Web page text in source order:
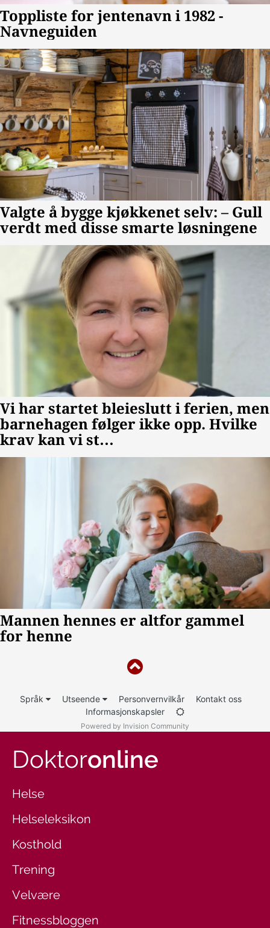
Språk Utseende Personvernvilkår
Kontakt oss
Informasjonskapsler
Powered by Invision Community
Doktoronline
Helse
Helseleksikon
Kosthold
Trening
Velvære
Fitnessbloggen